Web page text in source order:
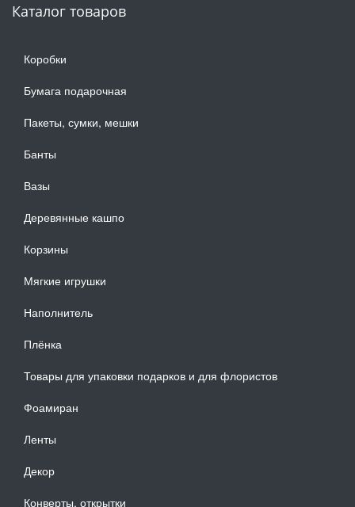
Каталог товаров
Коробки
Бумага подарочная
Пакеты, сумки, мешки
Банты
Вазы
Деревянные кашпо
Корзины
Мягкие игрушки
Наполнитель
Плёнка
Товары для упаковки подарков и для флористов
Фоамиран
Ленты
Декор
Конверты, открытки